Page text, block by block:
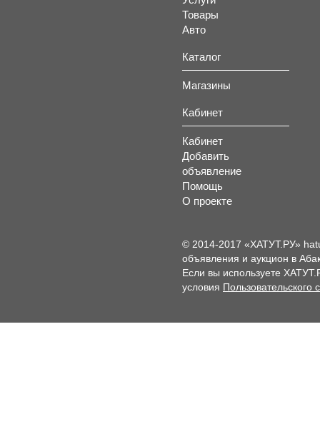
Товары
Авто
Каталог
Магазины
Кабинет
Кабинет
Добавить
объявление
Помощь
О проекте
© 2014-2017 «ХАТУТ.РУ»
объявления и аукцион в
Если вы используете
условия Пользовательского